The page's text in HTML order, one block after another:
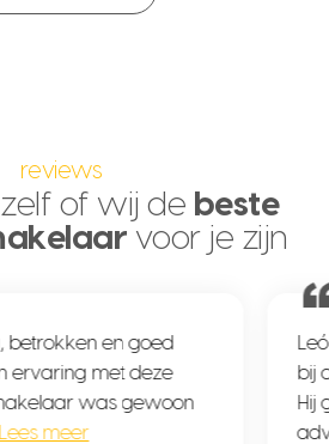
reviews
of wij de beste
voor je zijn
betrokken en goed
ervaring met deze
was gewoon
Lees meer
bij
Hij